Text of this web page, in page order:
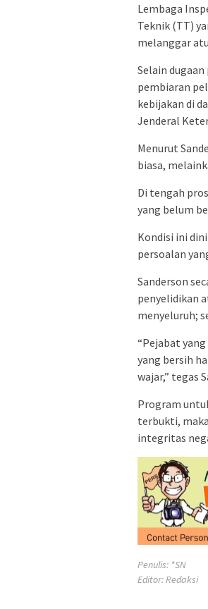
Lembaga
Teknik (TT)
melanggar
Selain
pembiaran
kebijakan di
Jenderal
Menurut
biasa,
Di tengah
yang belum
Kondisi ini
persoalan
Sanderson
penyelidikan
menyeluruh;
“Pejabat
yang bersih
wajar,” tegas
Program
terbukti,
integritas
Penulis: *SN
Editor: Redaksi